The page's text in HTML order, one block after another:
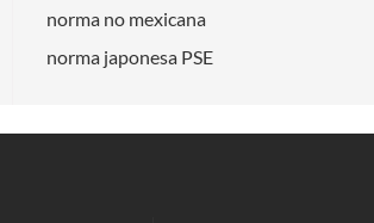
norma no mexicana
norma japonesa PSE